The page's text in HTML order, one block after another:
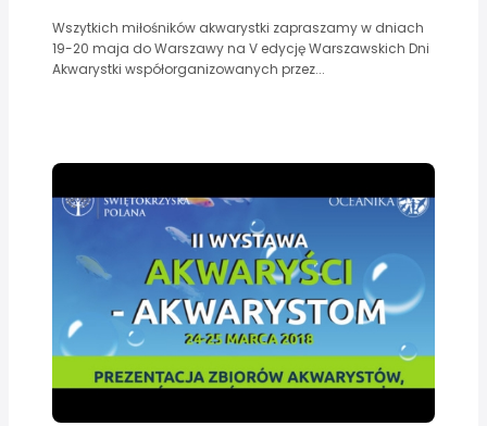
Wszytkich miłośników akwarystki zapraszamy w dniach
19-20 maja do Warszawy na V edycję Warszawskich Dni
Akwarystki współorganizowanych przez...